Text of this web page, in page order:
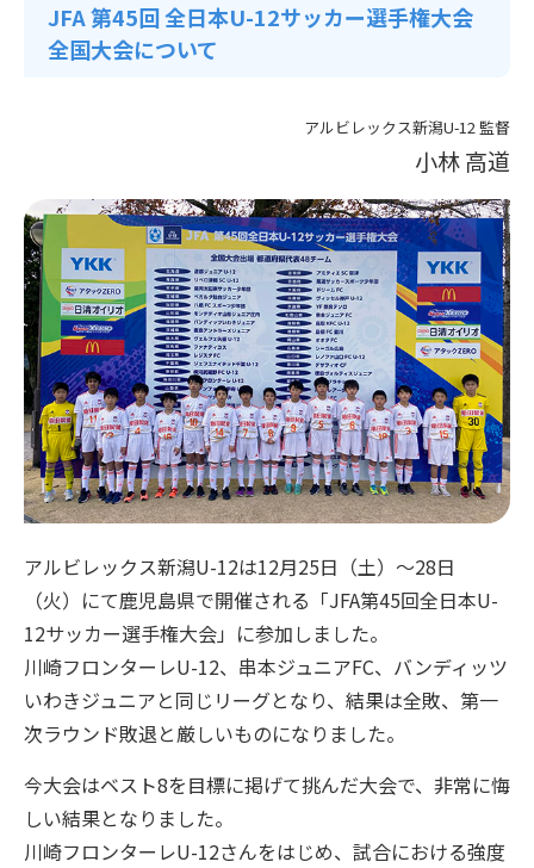
JFA 第45回 全日本U-12サッカー選手権大会
全国大会について
アルビレックス新潟U-12 監督
小林 高道
アルビレックス新潟U-12は12月25日（土）～28日
（火）にて鹿児島県で開催される「JFA第45回全日本U-
12サッカー選手権大会」に参加しました。
川崎フロンターレU-12、串本ジュニアFC、バンディッツ
いわきジュニアと同じリーグとなり、結果は全敗、第一
次ラウンド敗退と厳しいものになりました。
今大会はベスト8を目標に掲げて挑んだ大会で、非常に悔
しい結果となりました。
川崎フロンターレU-12さんをはじめ、試合における強度